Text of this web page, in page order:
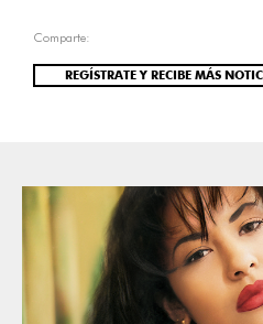
Comparte:
REGÍSTRATE Y RECIBE MÁS